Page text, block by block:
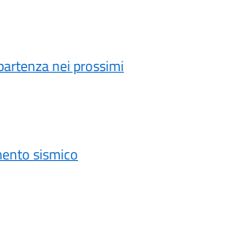
nei prossimi
sismico